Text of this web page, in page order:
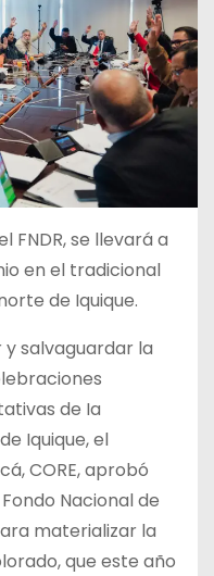
FNDR, se llevará a
en el tradicional
de Iquique.
salvaguardar la
de Ia
Iquique, el
CORE, aprobó
Nacional de
materializar la
que este año